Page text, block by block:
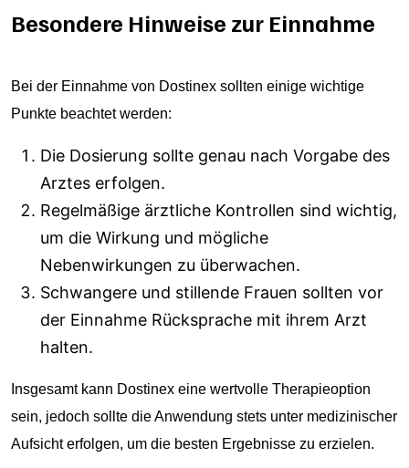
Besondere Hinweise zur Einnahme
Bei der Einnahme von Dostinex sollten einige wichtige
Punkte beachtet werden:
Die Dosierung sollte genau nach Vorgabe des
Arztes erfolgen.
Regelmäßige ärztliche Kontrollen sind wichtig,
um die Wirkung und mögliche
Nebenwirkungen zu überwachen.
Schwangere und stillende Frauen sollten vor
der Einnahme Rücksprache mit ihrem Arzt
halten.
Insgesamt kann Dostinex eine wertvolle Therapieoption
sein, jedoch sollte die Anwendung stets unter medizinischer
Aufsicht erfolgen, um die besten Ergebnisse zu erzielen.